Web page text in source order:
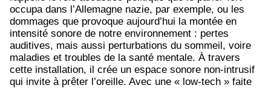
occupa dans l’Allemagne nazie, par exemple, ou les
dommages que provoque aujourd’hui la montée en
intensité sonore de notre environnement : pertes
auditives, mais aussi perturbations du sommeil, voire
maladies et troubles de la santé mentale. À travers
cette installation, il crée un espace sonore non-intrusif
qui invite à prêter l’oreille. Avec une « low-tech » faite